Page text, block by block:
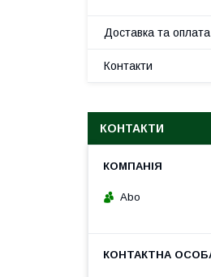
Доставка та оплата
Контакти
КОНТАКТИ
Abo